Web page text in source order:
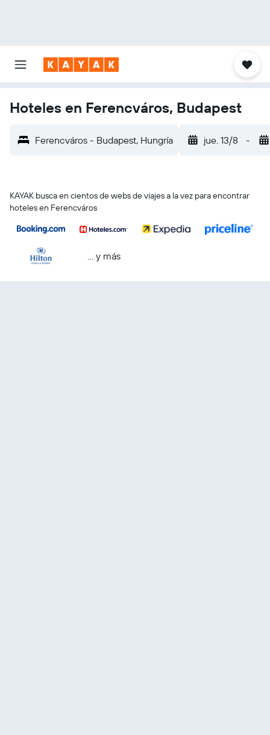
Hoteles en Ferencváros, Budapest
Ferencváros - Budapest, Hungría jue. 13/8 -
KAYAK busca en cientos de webs de viajes a la vez para encontrar
hoteles en Ferencváros
… y más